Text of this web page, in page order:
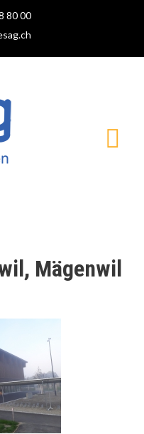
80 00
Mägenwil